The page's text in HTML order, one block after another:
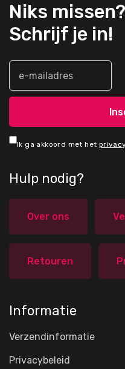
Niks missen?
Schrijf je in!
Ik ga akkoord met het
Hulp nodig?
Over ons
Retouren
Informatie
Verzendinformatie
Privacybeleid